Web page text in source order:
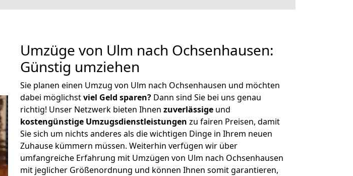
Umzüge von Ulm nach Ochsenhausen:
Günstig umziehen
Sie planen einen Umzug von Ulm nach Ochsenhausen und möchten
dabei möglichstviel Geld sparen? Dann sind Sie bei uns genau
richtig! Unser Netzwerk bieten Ihnen zuverlässige und
kostengünstige Umzugsdienstleistungen zu fairen Preisen, damit
Sie sich um nichts anderes als die wichtigen Dinge in Ihrem neuen
Zuhause kümmern müssen. Weiterhin verfügen wir über
umfangreiche Erfahrung mit Umzügen von Ulm nach Ochsenhausen
mit jeglicher Größenordnung und können Ihnen somit garantieren,